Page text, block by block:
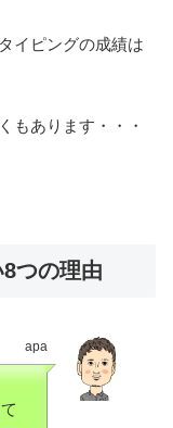
イピングの成績は
もあります・・・
つの理由
apa